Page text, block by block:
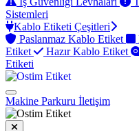
Sistemleri
Kablo Etiketi Çeşitleri
Paslanmaz Kablo Etiket
Etiket
Hazır Kablo Etiket
Etiketi
Makine Parkuru İletişim